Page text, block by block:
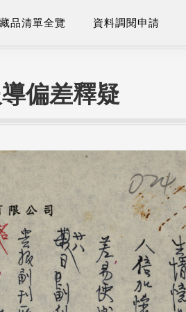
品清單全覽 資料調閱申請
偏差釋疑